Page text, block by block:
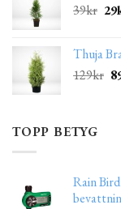
39kr 29
Thuja
129kr
TOPP BETYG
Rain